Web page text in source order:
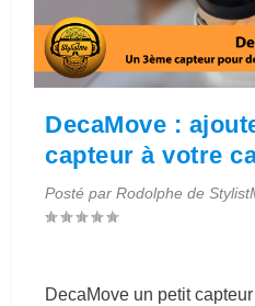
DecaMove :
capteur à votre
Posté parRodolphe de
DecaMove un petit